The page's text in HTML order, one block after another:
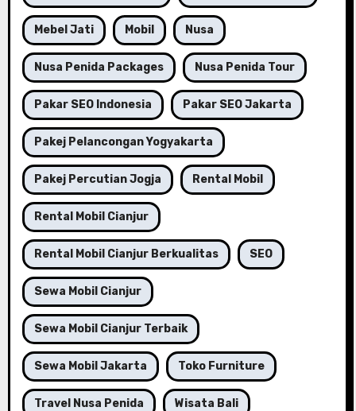
Mebel Jati Mobil Nusa
Nusa Penida Packages Nusa Penida Tour
Pakar SEO Indonesia Pakar SEO Jakarta
Pakej Pelancongan Yogyakarta
Pakej Percutian Jogja Rental Mobil
Rental Mobil Cianjur
Rental Mobil Cianjur Berkualitas SEO
Sewa Mobil Cianjur
Sewa Mobil Cianjur Terbaik
Sewa Mobil Jakarta Toko Furniture
Travel Nusa Penida Wisata Bali